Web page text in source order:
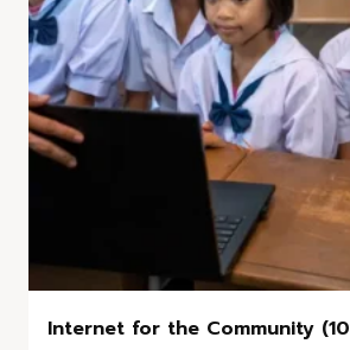
Internet for the Community